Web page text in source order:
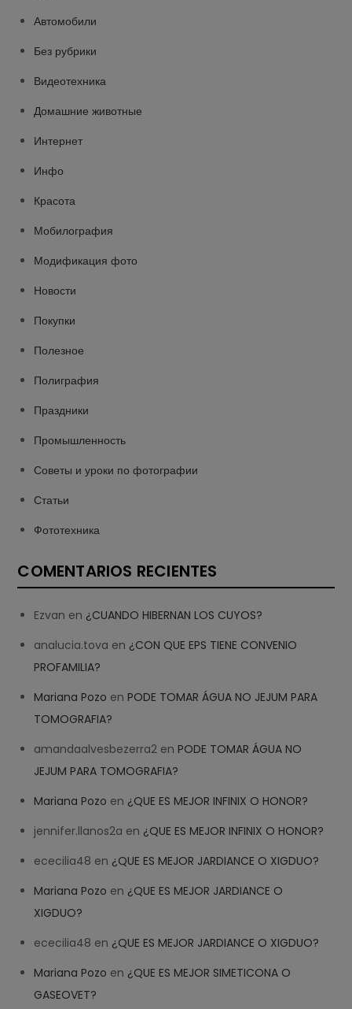
Автомобили
Без рубрики
Видеотехника
Домашние животные
Интернет
Инфо
Красота
Мобилография
Модификация фото
Новости
Покупки
Полезное
Полиграфия
Праздники
Промышленность
Советы и уроки по фотографии
Статьи
Фототехника
COMENTARIOS RECIENTES
Ezvan en ¿CUANDO HIBERNAN LOS CUYOS?
analucia.tova en ¿CON QUE EPS TIENE CONVENIO
PROFAMILIA?
Mariana Pozo enPODE TOMAR ÁGUA NO JEJUM PARA
TOMOGRAFIA?
amandaalvesbezerra2 enPODE TOMAR ÁGUA NO
JEJUM PARA TOMOGRAFIA?
Mariana Pozo en ¿QUE ES MEJOR INFINIX O HONOR?
jennifer.llanos2a en ¿QUE ES MEJOR INFINIX O HONOR?
ececilia48 en ¿QUE ES MEJOR JARDIANCE O XIGDUO?
Mariana Pozo en ¿QUE ES MEJOR JARDIANCE O
XIGDUO?
ececilia48 en ¿QUE ES MEJOR JARDIANCE O XIGDUO?
Mariana Pozo en ¿QUE ES MEJOR SIMETICONA O
GASEOVET?